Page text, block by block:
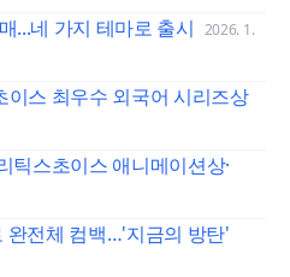
...네 가지 테마로 출시 2026. 1.
스 최우수 외국어 시리즈상
틱스초이스 애니메이션상·
완전체 컴백…'지금의 방탄'